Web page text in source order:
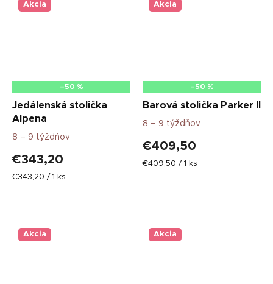
Akcia
–50 %
Jedálenská stolička
Alpena
8 – 9 týždňov
€343,20
Jednotková
€343,20 / 1 ks
Akcia
–50 %
Barová stolička Parker II
8 – 9 týždňov
€409,50
Jednotková
€409,50 / 1 ks
Akcia Akcia